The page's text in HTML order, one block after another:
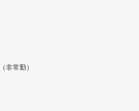
非常勤）